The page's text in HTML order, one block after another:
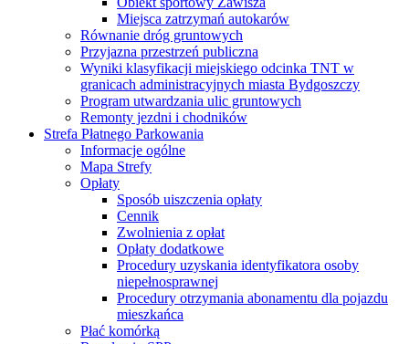
Miejsca zatrzymań autokarów
Równanie dróg gruntowych
Przyjazna przestrzeń publiczna
Wyniki klasyfikacji miejskiego odcinka TNT w
granicach administracyjnych miasta Bydgoszczy
Program utwardzania ulic gruntowych
Remonty jezdni i chodników
Strefa Płatnego Parkowania
Informacje ogólne
Mapa Strefy
Opłaty
Sposób uiszczenia opłaty
Cennik
Zwolnienia z opłat
Opłaty dodatkowe
Procedury uzyskania identyfikatora osoby
niepełnosprawnej
Procedury otrzymania abonamentu dla pojazdu
mieszkańca
Płać komórką